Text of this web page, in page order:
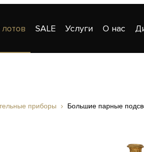
лотов SALE Услуги О нас
приборы Большие парные